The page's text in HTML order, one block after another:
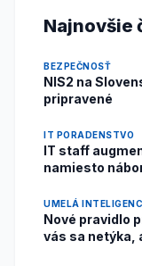
Najnovšie
BEZPEČNOSŤ
NIS2 na
pripravené
IT PORADENSTVO
IT staff
namiesto
UMELÁ
Nové pravidlo
vás sa netýka,